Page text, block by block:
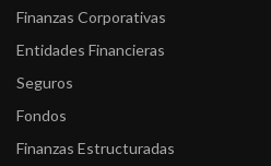
Finanzas Corporativas
Entidades Financieras
Seguros
Fondos
Finanzas Estructuradas